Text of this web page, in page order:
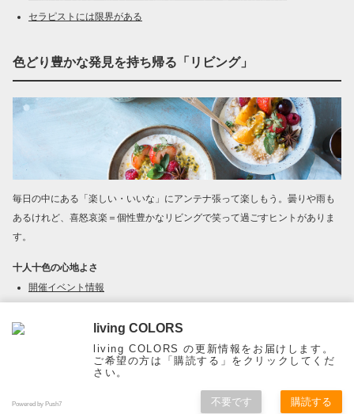
セラピストには限界がある
色どり豊かな発見を持ち帰る「リビング」
毎日の中にある「楽しい・いいな」にアンテナ張って楽しもう。曇りや雨も
あるけれど、喜怒哀楽＝個性豊かなリビングで笑って過ごすヒントがありま
す。
十人十色の心地よさ
開催イベント情報
living COLORS
living COLORS の更新情報をお届けします。
ご希望の方は「購読する」をクリックしてくだ
さい。
Powered by Push7 不要です 購読する